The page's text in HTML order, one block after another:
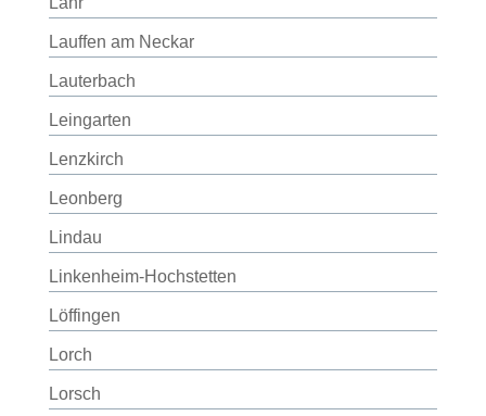
Lauffen am Neckar
Lauterbach
Leingarten
Lenzkirch
Leonberg
Lindau
Linkenheim-Hochstetten
Löffingen
Lorch
Lorsch